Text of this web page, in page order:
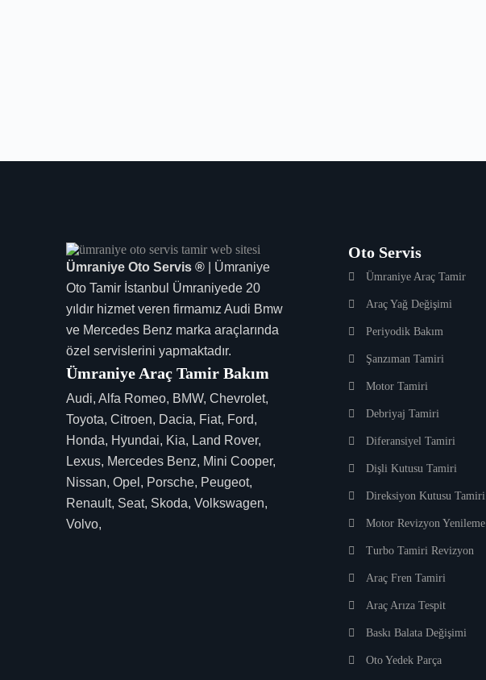
Ümraniye Oto Servis ® | Ümraniye
Oto Tamir İstanbul Ümraniyede 20
yıldır hizmet veren firmamız Audi Bmw
ve Mercedes Benz marka araçlarında
özel servislerini yapmaktadır.
Ümraniye Araç Tamir Bakım
Audi, Alfa Romeo, BMW, Chevrolet,
Toyota, Citroen, Dacia, Fiat, Ford,
Honda, Hyundai, Kia, Land Rover,
Lexus, Mercedes Benz, Mini Cooper,
Nissan, Opel, Porsche, Peugeot,
Renault, Seat, Skoda, Volkswagen,
Volvo,
Oto Servis
Ümraniye Araç Tamir
Araç Yağ Değişimi
Periyodik Bakım
Şanzıman Tamiri
Motor Tamiri
Debriyaj Tamiri
Diferansiyel Tamiri
Dişli Kutusu Tamiri
Direksiyon Kutusu Tamiri
Motor Revizyon Yenileme
Turbo Tamiri Revizyon
Araç Fren Tamiri
Araç Arıza Tespit
Baskı Balata Değişimi
Oto Yedek Parça